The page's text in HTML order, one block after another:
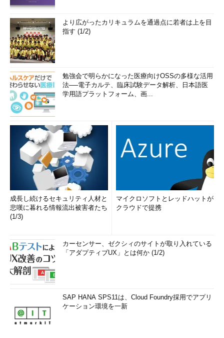
より広がったカリキュラムを通過点に若者は上を目
指す (1/2)
勉強会で明らかになった医療向けOSSの多様な活用
法──電子カルテ、臨床試験データ解析、日本語医
学用語プラットフォーム、画...
成長し続けるセキュリティ人材と
悲嘆に暮れる情報流出被害者たち
(1/3)
マイクロソフトとレッドハットが
クラウドで提携
カーセンサー、ゼクシィのサイトが取り入れている
「アダプティブUX」とは何か (1/2)
SAP HANA SPS11は、Cloud Foundry採用でアプリ
ケーション環境を一新